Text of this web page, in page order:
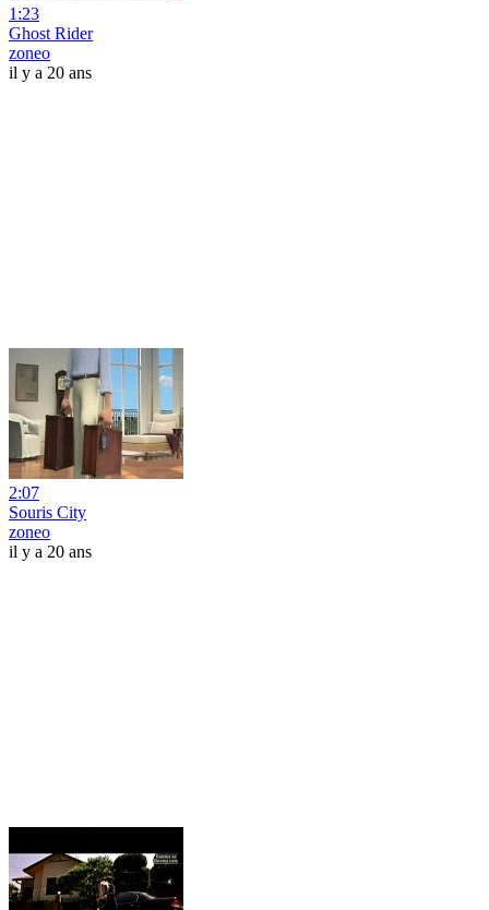
1:23
Ghost Rider
zoneo
il y a 20 ans
2:07
Souris City
zoneo
il y a 20 ans